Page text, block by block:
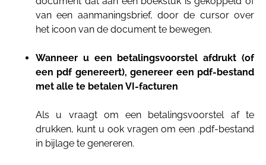
van een aanmaningsbrief, door de cursor over
het icoon van de document te bewegen.
Wanneer u een betalingsvoorstel afdrukt (of
een pdf genereert), genereer een pdf-bestand
met alle te betalen VI-facturen
Als u vraagt ​​om een ​​betalingsvoorstel af te
drukken, kunt u ook vragen om een ​​.pdf-bestand
in bijlage te genereren.